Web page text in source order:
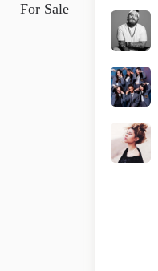
For Sale